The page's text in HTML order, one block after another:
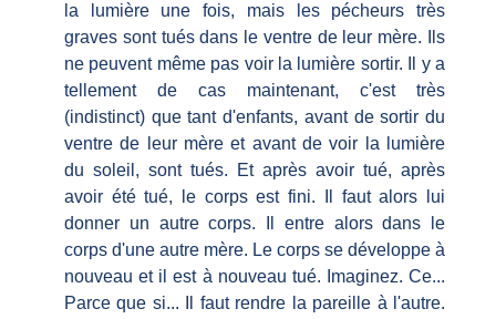
la lumière une fois, mais les pécheurs très
graves sont tués dans le ventre de leur mère. Ils
ne peuvent même pas voir la lumière sortir. Il y a
tellement de cas maintenant, c'est très
(indistinct) que tant d'enfants, avant de sortir du
ventre de leur mère et avant de voir la lumière
du soleil, sont tués. Et après avoir tué, après
avoir été tué, le corps est fini. Il faut alors lui
donner un autre corps. Il entre alors dans le
corps d'une autre mère. Le corps se développe à
nouveau et il est à nouveau tué. Imaginez. Ce...
Parce que si... Il faut rendre la pareille à l'autre.